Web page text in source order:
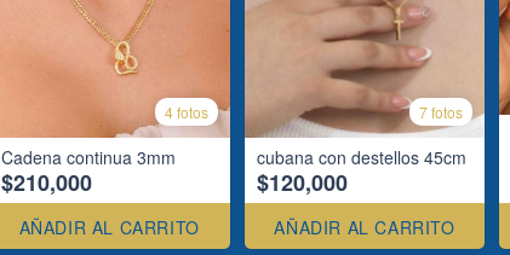
4 fotos
Cadena continua 3mm
$210,000
AÑADIR AL CARRITO
7 fotos
cubana con destellos 45cm
$120,000
AÑADIR AL CARRITO